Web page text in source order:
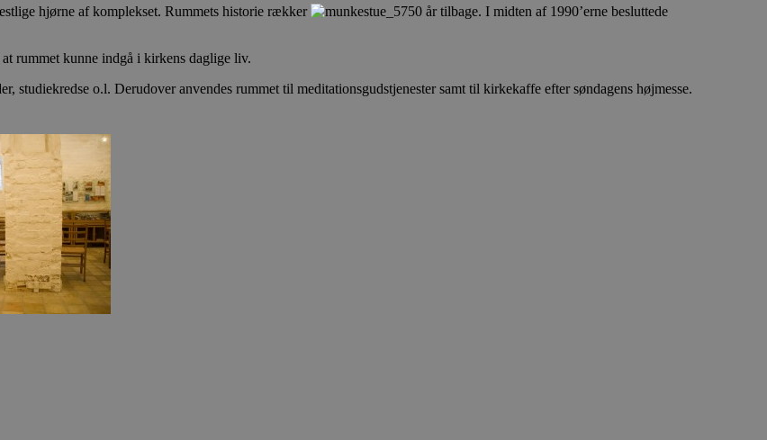
hjørne af komplekset. Rummets historie rækker
750 år tilbage. I midten af 1990’erne besluttede
rummet kunne indgå i kirkens daglige liv.
studiekredse o.l. Derudover anvendes rummet til meditationsgudstjenester samt til kirkekaffe efter søndagens højmesse.